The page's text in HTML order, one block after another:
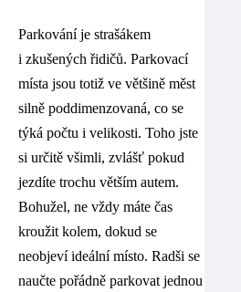
Parkování je strašákem
i zkušených řidičů. Parkovací
místa jsou totiž ve většině měst
silně poddimenzovaná, co se
týká počtu i velikosti. Toho jste
si určitě všimli, zvlášť pokud
jezdíte trochu větším autem.
Bohužel, ne vždy máte čas
kroužit kolem, dokud se
neobjeví ideální místo. Radši se
naučte pořádně parkovat jednou